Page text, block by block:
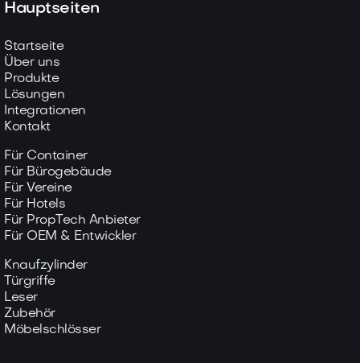
Hauptseiten
Startseite
Über uns
Produkte
Lösungen
Integrationen
Kontakt
Für Container
Für Bürogebäude
Für Vereine
Für Hotels
Für PropTech Anbieter
Für OEM & Entwickler
Knaufzylinder
Türgriffe
Leser
Zubehör
Möbelschlösser